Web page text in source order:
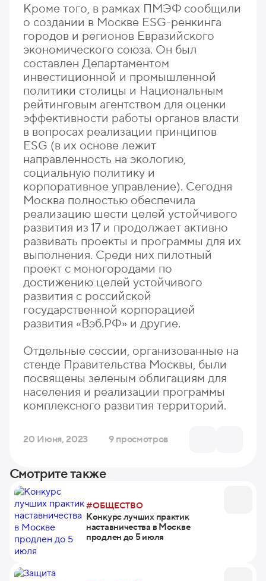
Кроме того, в рамках ПМЭФ сообщили
о создании в Москве ESG-ренкинга
городов и регионов Евразийского
экономического союза. Он был
составлен Департаментом
инвестиционной и промышленной
политики столицы и Национальным
рейтинговым агентством для оценки
эффективности работы органов власти
в вопросах реализации принципов
ESG (в их основе лежит
направленность на экологию,
социальную политику и
корпоративное управление). Сегодня
Москва полностью обеспечила
реализацию шести целей устойчивого
развития из 17 и продолжает активно
развивать проекты и программы для их
выполнения. Среди них пилотный
проект с моногородами по
достижению целей устойчивого
развития с российской
государственной корпорацией
развития «Вэб.РФ» и другие.
Отдельные сессии, организованные на
стенде Правительства Москвы, были
посвящены зеленым облигациям для
населения и реализации программы
комплексного развития территорий.
20 Июня, 2023 9 просмотров
Смотрите также
#ОБЩЕСТВО
Конкурс лучших практик
наставничества в Москве
продлен до 5 июля